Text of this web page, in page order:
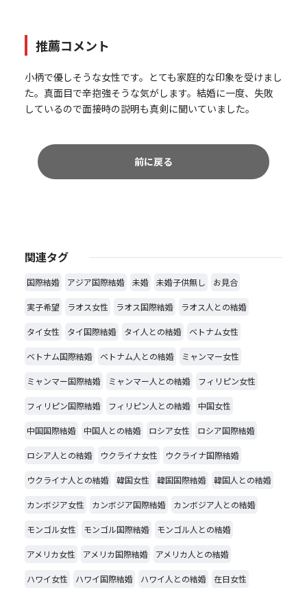
推薦コメント
小柄で優しそうな女性です。とても家庭的な印象を受けまし
た。真面目で辛抱強そうな気がします。結婚に一度、失敗
しているので面接時の説明も真剣に聞いていました。
前に戻る
関連タグ
国際結婚 アジア国際結婚 未婚 未婚子供無し お見合
実子希望 ラオス女性 ラオス国際結婚 ラオス人との結婚
タイ女性 タイ国際結婚 タイ人との結婚 ベトナム女性
ベトナム国際結婚 ベトナム人との結婚 ミャンマー女性
ミャンマー国際結婚 ミャンマー人との結婚 フィリピン女性
フィリピン国際結婚 フィリピン人との結婚 中国女性
中国国際結婚 中国人との結婚 ロシア女性 ロシア国際結婚
ロシア人との結婚 ウクライナ女性 ウクライナ国際結婚
ウクライナ人との結婚 韓国女性 韓国国際結婚 韓国人との結婚
カンボジア女性 カンボジア国際結婚 カンボジア人との結婚
モンゴル女性 モンゴル国際結婚 モンゴル人との結婚
アメリカ女性 アメリカ国際結婚 アメリカ人との結婚
ハワイ女性 ハワイ国際結婚 ハワイ人との結婚 在日女性